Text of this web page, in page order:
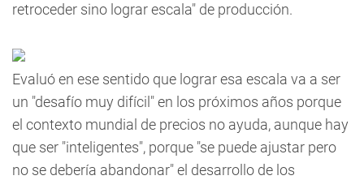
retroceder sino lograr escala" de producción.
Evaluó en ese sentido que lograr esa escala va a ser
un "desafío muy difícil" en los próximos años porque
el contexto mundial de precios no ayuda, aunque hay
que ser "inteligentes", porque "se puede ajustar pero
no se debería abandonar" el desarrollo de los